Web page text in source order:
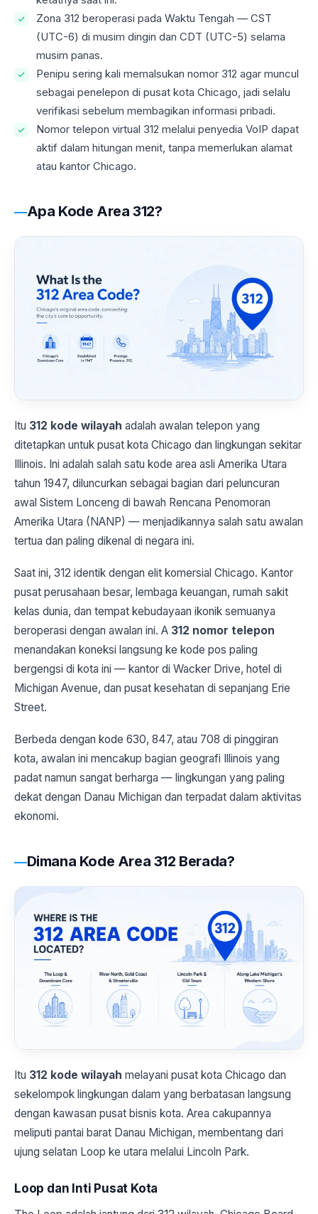
Zona 312 beroperasi pada Waktu Tengah — CST
(UTC-6) di musim dingin dan CDT (UTC-5) selama
musim panas.
Penipu sering kali memalsukan nomor 312 agar muncul
sebagai penelepon di pusat kota Chicago, jadi selalu
verifikasi sebelum membagikan informasi pribadi.
Nomor telepon virtual 312 melalui penyedia VoIP dapat
aktif dalam hitungan menit, tanpa memerlukan alamat
atau kantor Chicago.
Apa Kode Area 312?
Itu 312 kode wilayah adalah awalan telepon yang
ditetapkan untuk pusat kota Chicago dan lingkungan sekitar
Illinois. Ini adalah salah satu kode area asli Amerika Utara
tahun 1947, diluncurkan sebagai bagian dari peluncuran
awal Sistem Lonceng di bawah Rencana Penomoran
Amerika Utara (NANP) — menjadikannya salah satu awalan
tertua dan paling dikenal di negara ini.
Saat ini, 312 identik dengan elit komersial Chicago. Kantor
pusat perusahaan besar, lembaga keuangan, rumah sakit
kelas dunia, dan tempat kebudayaan ikonik semuanya
beroperasi dengan awalan ini. A 312 nomor telepon
menandakan koneksi langsung ke kode pos paling
bergengsi di kota ini — kantor di Wacker Drive, hotel di
Michigan Avenue, dan pusat kesehatan di sepanjang Erie
Street.
Berbeda dengan kode 630, 847, atau 708 di pinggiran
kota, awalan ini mencakup bagian geografi Illinois yang
padat namun sangat berharga — lingkungan yang paling
dekat dengan Danau Michigan dan terpadat dalam aktivitas
ekonomi.
Dimana Kode Area 312 Berada?
Itu 312 kode wilayah melayani pusat kota Chicago dan
sekelompok lingkungan dalam yang berbatasan langsung
dengan kawasan pusat bisnis kota. Area cakupannya
meliputi pantai barat Danau Michigan, membentang dari
ujung selatan Loop ke utara melalui Lincoln Park.
Loop dan Inti Pusat Kota